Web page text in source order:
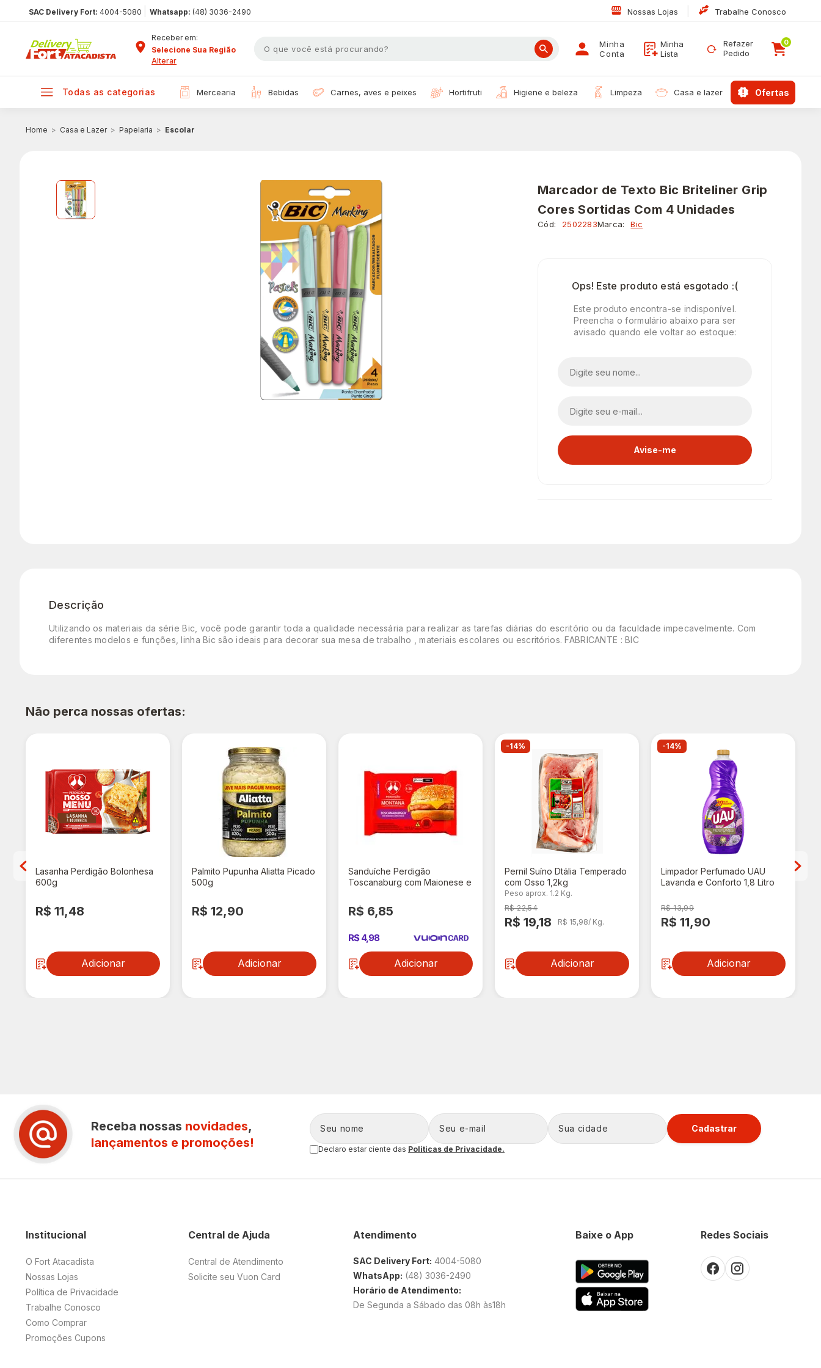
SAC Delivery Fort: 4004-5080 Whatsapp: (48) 3036-2490 Nossas Lojas Trabalhe Conosco
Receber em:
Selecione Sua Região
Alterar
Minha
Conta
Minha
Lista
Refazer
Pedido
0
todas as categorias mercearia bebidas carnes, aves e peixes hortifruti higiene e beleza limpeza casa e lazer ofertas
Casa e Lazer Papelaria Escolar
Marcador de Texto Bic Briteliner Grip
Cores Sortidas Com 4 Unidades
Cód: 2502283Marca: Bic
Ops! Este produto está esgotado :(
Este produto encontra-se indisponível.
Preencha o formulário abaixo para ser
avisado quando ele voltar ao estoque:
Descrição
Utilizando os materiais da série Bic, você pode garantir toda a qualidade necessária para realizar as tarefas diárias do escritório ou da faculdade impecavelmente. Com
diferentes modelos e funções, linha Bic são ideais para decorar sua mesa de trabalho , materiais escolares ou escritórios. FABRICANTE : BIC
Não perca nossas ofertas:
Lasanha Perdigão Bolonhesa
600g
R$ 11,48
Adicionar
Palmito Pupunha Aliatta Picado
500g
R$ 12,90
Adicionar
Sanduíche Perdigão
Toscanaburg com Maionese e
R$ 6,85
R$ 4,98
Adicionar
-14%
Pernil Suíno Dtália Temperado
com Osso 1,2kg
Peso aprox. 1.2 Kg.
R$ 22,54
R$ 19,18 R$ 15,98/ Kg.
Adicionar
-14%
Limpador Perfumado UAU
Lavanda e Conforto 1,8 Litro
R$ 13,99
R$ 11,90
Adicionar
Receba nossas novidades,
lançamentos e promoções!
Cadastrar
Declaro estar ciente das Politicas de Privacidade.
Central de Ajuda
Central de Atendimento
Solicite seu Vuon Card
Institucional
O Fort Atacadista
Nossas Lojas
Política de Privacidade
Trabalhe Conosco
Como Comprar
Promoções Cupons
Atendimento
SAC Delivery Fort: 4004-5080
WhatsApp: (48) 3036-2490
Horário de Atendimento:
De Segunda a Sábado das 08h às18h
Redes Sociais
Baixe o App